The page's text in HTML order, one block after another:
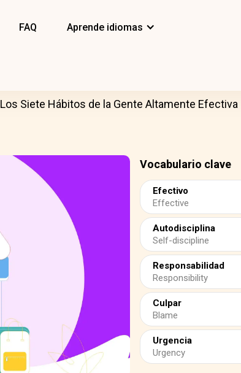
FAQ Aprende idiomas
Los Siete Hábitos de la Gente Altamente Efectiva
Vocabulario clave
Efectivo
Effective
Autodisciplina
Self-discipline
Responsabilidad
Responsibility
Culpar
Blame
Urgencia
Urgency